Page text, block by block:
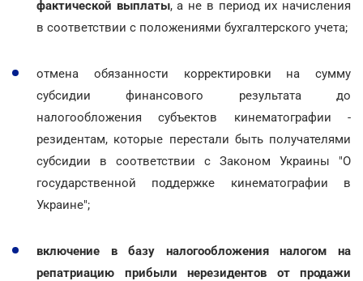
фактической выплаты, а не в период их начисления
в соответствии с положениями бухгалтерского учета;
отмена обязанности корректировки на сумму
субсидии финансового результата до
налогообложения субъектов кинематографии -
резидентам, которые перестали быть получателями
субсидии в соответствии с Законом Украины "О
государственной поддержке кинематографии в
Украине";
включение в базу налогообложения налогом на
репатриацию прибыли нерезидентов от продажи